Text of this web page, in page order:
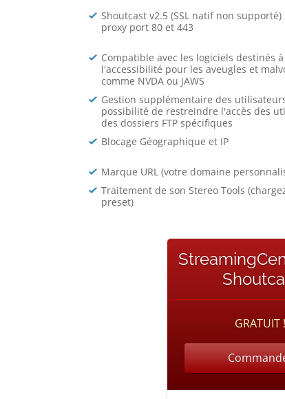
Shoutcast v2.5 (SSL natif non supporté)
proxy port 80 et 443
Compatible avec les logiciels destinés à
l'accessibilité pour les aveugles et
comme NVDA ou JAWS
Gestion supplémentaire des
possibilité de restreindre l'accès des
des dossiers FTP spécifiques
Blocage Géographique et IP
Marque URL (votre domaine
Traitement de son Stereo Tools
preset)
GRATUIT !